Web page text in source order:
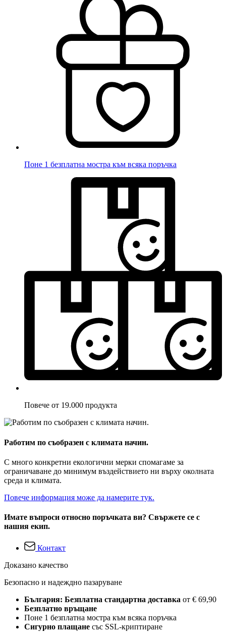
Поне 1 безплатна мостра към всяка поръчка
Повече от 19.000 продукта
Работим по съобразен с климата начин.
С много конкретни екологични мерки спомагаме за
ограничаване до минимум въздействието ни върху околната
среда и климата.
Повече информация може да намерите тук.
Имате въпроси относно поръчката ви? Свържете се с
нашия екип.
Контакт
Доказано качество
Безопасно и надеждно пазаруване
България: Безплатна стандартна доставка от € 69,90
Безплатно връщане
Поне 1 безплатна мостра към всяка поръчка
Сигурно плащане със SSL-криптиране